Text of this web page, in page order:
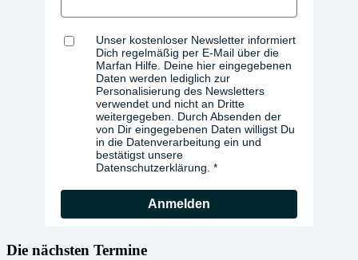
Unser kostenloser Newsletter informiert
Dich regelmäßig per E-Mail über die
Marfan Hilfe. Deine hier eingegebenen
Daten werden lediglich zur
Personalisierung des Newsletters
verwendet und nicht an Dritte
weitergegeben. Durch Absenden der
von Dir eingegebenen Daten willigst Du
in die Datenverarbeitung ein und
bestätigst unsere
Datenschutzerklärung.
Anmelden
Die nächsten Termine